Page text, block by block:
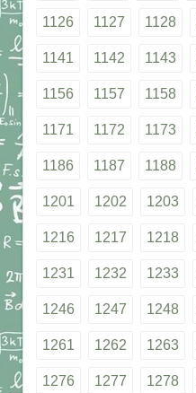
1126 1127 1128
1141 1142 1143
1156 1157 1158
1171 1172 1173
1186 1187 1188
1201 1202 1203
1216 1217 1218
1231 1232 1233
1246 1247 1248
1261 1262 1263
1276 1277 1278